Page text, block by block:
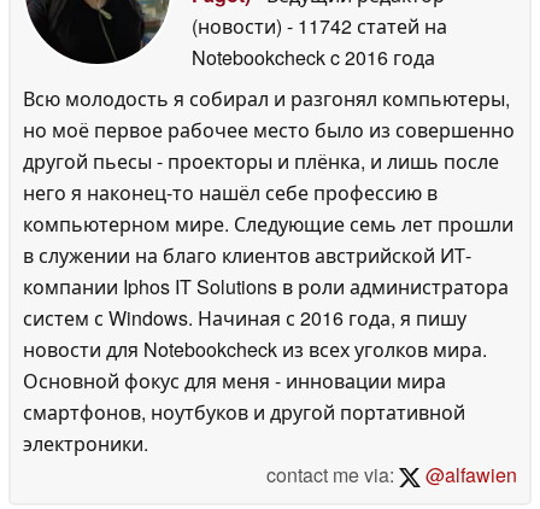
25 June 2026
(новости) - 11742 статей на
Notebookcheckc 2016 года
Всю молодость я собирал и разгонял компьютеры,
но моё первое рабочее место было из совершенно
другой пьесы - проекторы и плёнка, и лишь после
него я наконец-то нашёл себе профессию в
компьютерном мире. Следующие семь лет прошли
в служении на благо клиентов австрийской ИТ-
компании Iphos IT Solutions в роли администратора
систем с Windows. Начиная с 2016 года, я пишу
новости для Notebookcheck из всех уголков мира.
Основной фокус для меня - инновации мира
смартфонов, ноутбуков и другой портативной
электроники.
contact me via:
@alfawien